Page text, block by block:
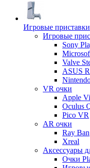
Игровые приставки
Игровые
Sony
Valve
ASUS
VR очки
Apple
Oculus
Pico VR
AR очки
Ray Ban
Xreal
Аксессуары
Очки